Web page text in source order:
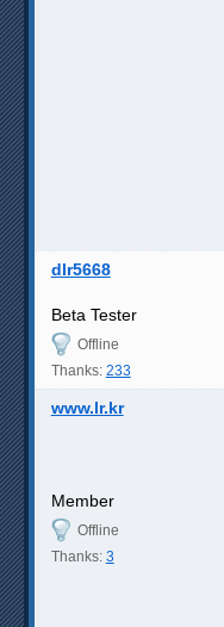
dlr5668
Beta Tester
Offline
Thanks: 233
www.lr.kr
Member
Offline
Thanks: 3